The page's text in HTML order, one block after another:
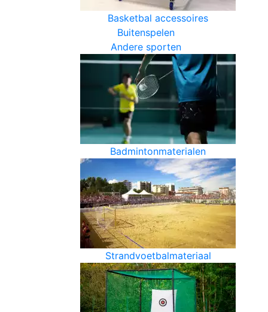
Basketbal accessoires
Buitenspelen
Andere sporten
Badmintonmaterialen
Strandvoetbalmateriaal